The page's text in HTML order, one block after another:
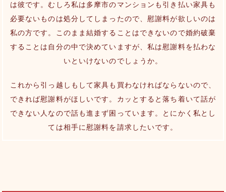
は彼です。むしろ私は多摩市のマンションも引き払い家具も
必要ないものは処分してしまったので、慰謝料が欲しいのは
私の方です。このまま結婚することはできないので婚約破棄
することは自分の中で決めていますが、私は慰謝料を払わな
いといけないのでしょうか。
これから引っ越しもして家具も買わなければならないので、
できれば慰謝料がほしいです。カッとすると落ち着いて話が
できない人なので話も進まず困っています。とにかく私とし
ては相手に慰謝料を請求したいです。